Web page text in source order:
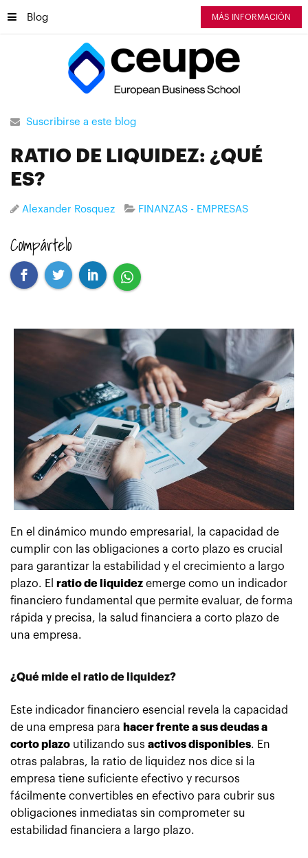
Blog MÁS INFORMACIÓN
Suscribirse a este blog
RATIO DE LIQUIDEZ: ¿QUÉ
ES?
Alexander Rosquez FINANZAS - EMPRESAS
Compártelo
En el dinámico mundo empresarial, la capacidad de
cumplir con las obligaciones a corto plazo es crucial
para garantizar la estabilidad y el crecimiento a largo
plazo. El ratio de liquidez emerge como un indicador
financiero fundamental que permite evaluar, de forma
rápida y precisa, la salud financiera a corto plazo de
una empresa.
¿Qué mide el ratio de liquidez?
Este indicador financiero esencial revela la capacidad
de una empresa para hacer frente a sus deudas a
corto plazo utilizando sus activos disponibles. En
otras palabras, la ratio de liquidez nos dice si la
empresa tiene suficiente efectivo y recursos
fácilmente convertibles en efectivo para cubrir sus
obligaciones inmediatas sin comprometer su
estabilidad financiera a largo plazo.